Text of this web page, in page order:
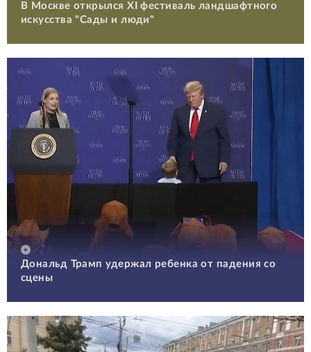
В Москве открылся XI фестиваль ландшафтного
искусства "Сады и люди"
Дональд Трамп удержал ребенка от падения со
сцены